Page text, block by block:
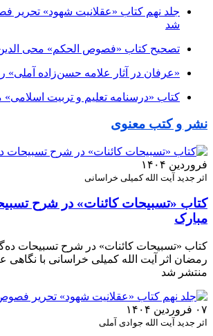
جلد نهم کتاب «عقلانیت شهود» تحریر
شد
تصحیح کتاب «فصوص الحکم» محی
«عرفان در آثار علامه حسن‌زاده آملی»
کتاب «درسنامه تعلیم و تربیت
نشر و کتب معنوی
فروردین ۱۴۰۴
اثر جدید آیت الله کمیلی خراسانی
کتاب «تسبیحات کائنات» در شرح
مبارک
کتاب «تسبیحات کائنات» در شرح تسبیحات
رمضان اثر آیت الله کمیلی خراسانی با نگاهی
منتشر شد
۰۷ فروردین ۱۴۰۴
اثر جدید آیت الله جوادی آملی